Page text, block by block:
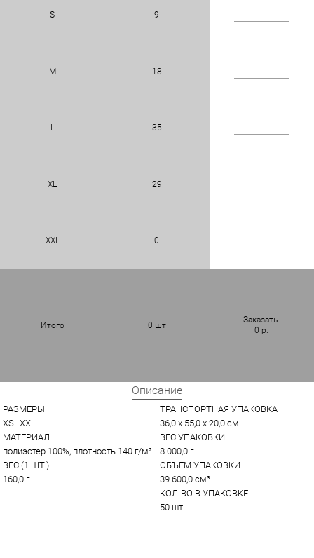
S 9
M 18
L 35
XL 29
XXL 0
Итого 0 шт
Заказать
0 р.
Описание
РАЗМЕРЫ
XS–XXL
МАТЕРИАЛ
полиэстер 100%, плотность 140 г/м²
ВЕС (1 ШТ.)
160,0 г
ТРАНСПОРТНАЯ УПАКОВКА
36,0 x 55,0 x 20,0 см
ВЕС УПАКОВКИ
8 000,0 г
ОБЪЕМ УПАКОВКИ
39 600,0 см³
КОЛ-ВО В УПАКОВКЕ
50 шт